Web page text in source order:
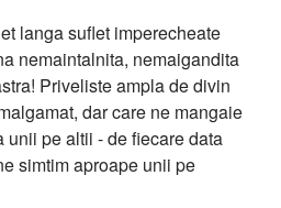
langa suflet imperecheate
nemaintalnita, nemaigandita
Priveliste ampla de divin
dar care ne mangaie
unii pe altii - de fiecare data
simtim aproape unii pe